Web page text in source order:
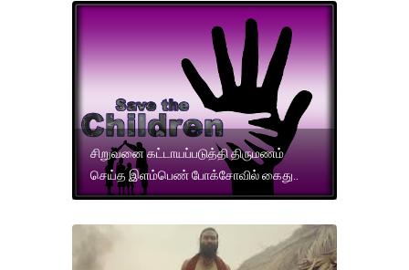
சிறுவனை கட்டாயப்படுத்தி திருமணம்
செய்த இளம்பெண் போக்சோவில் கைது..